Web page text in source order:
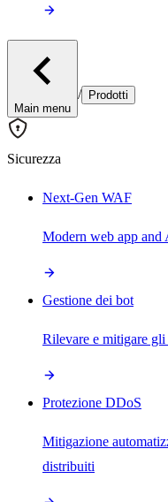
Main menu
/ Prodotti
Sicurezza
Next-Gen WAF
Modern web app and
Gestione dei bot
Rilevare e mitigare
Protezione DDoS
Mitigazione
distribuiti